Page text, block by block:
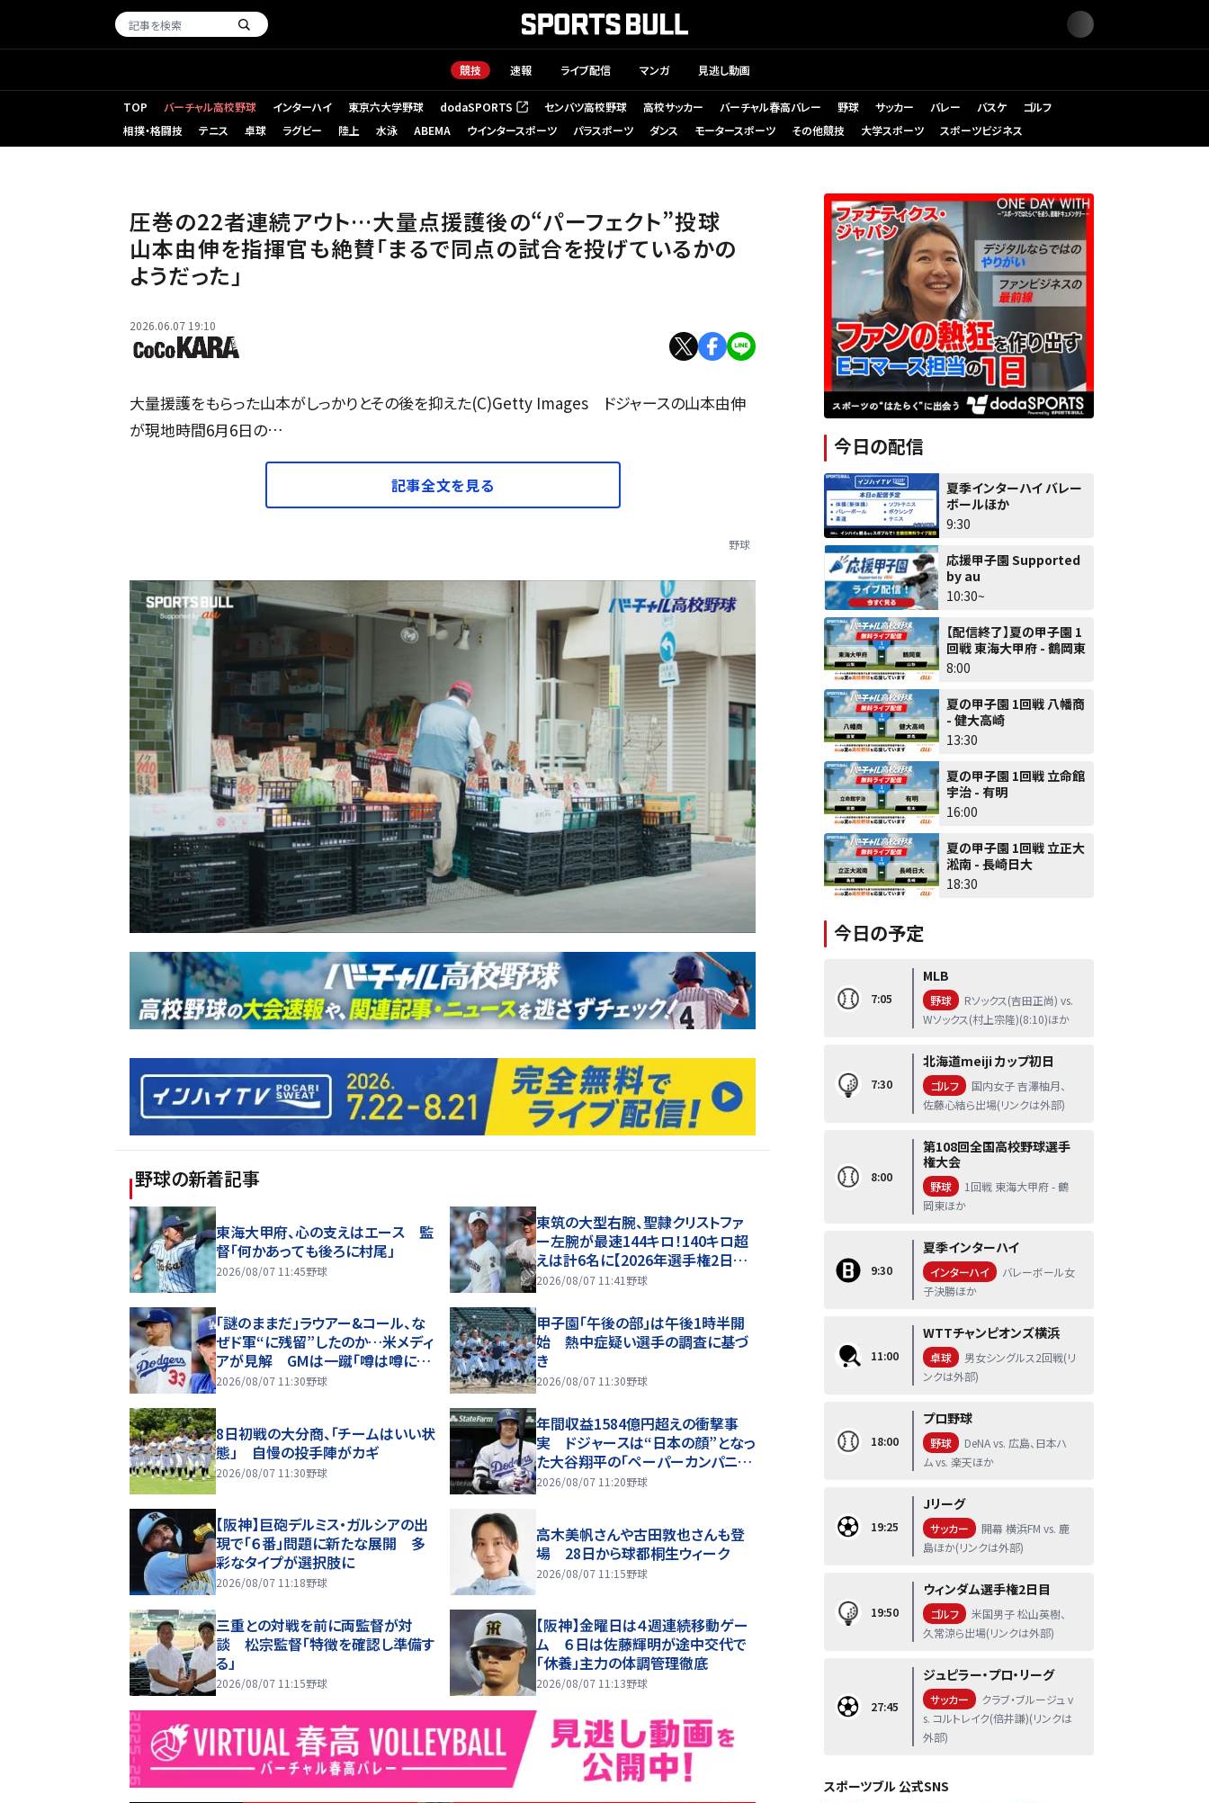
競技 速報 ライブ配信 マンガ 見逃し動画
TOP バーチャル高校野球 インターハイ 東京六大学野球 dodaSPORTS
（新しいタブで開く） センバツ高校野球 高校サッカー バーチャル春高バレー 野球 サッカー バレー バスケ
ゴルフ
相撲・格闘技
テニス 卓球 ラグビー 陸上 水泳 ABEMA ウインタースポーツ パラスポーツ ダンス モータースポーツ その他競技 大学スポーツ スポーツビジネス
圧巻の22者連続アウト…大量点援護後の“パーフェクト”投球
山本由伸を指揮官も絶賛「まるで同点の試合を投げているかの
ようだった」
2026.06.07 19:10
大量援護をもらった山本がしっかりとその後を抑えた(C)Getty Images ドジャースの山本由伸
が現地時間6月6日の…
記事全文を見る
野球
野球の新着記事
東海大甲府、心の支えはエース 監
督「何かあっても後ろに村尾」
2026/08/07 11:45野球
東筑の大型右腕、聖隷クリストファ
ー左腕が最速144キロ！140キロ超
えは計6名に【2026年選手権2日目・
球速一覧】
2026/08/07 11:41 野球
「謎のままだ」ラウアー&コール、な
ぜド軍“に残留”したのか…米メディ
アが見解 GMは一蹴「噂は噂に過
ぎない」
2026/08/07 11:30野球
甲子園「午後の部」は午後1時半開
始 熱中症疑い選手の調査に基づ
き
2026/08/07 11:30野球
8日初戦の大分商、「チームはいい状
態」 自慢の投手陣がカギ
2026/08/07 11:30野球
年間収益1584億円超えの衝撃事
実 ドジャースは“日本の顔”となっ
た大谷翔平の「ペーパーカンパニ
ー」 米記者が指摘した異次元の
2026/08/07 11:20野球
【阪神】巨砲デルミス・ガルシアの出
現で「６番」問題に新たな展開 多
彩なタイプが選択肢に
2026/08/07 11:18野球
高木美帆さんや古田敦也さんも登
場 28日から球都桐生ウィーク
2026/08/07 11:15野球
三重との対戦を前に両監督が対
談 松宗監督「特徴を確認し準備す
る」
2026/08/07 11:15野球
【阪神】金曜日は４週連続移動ゲー
ム ６日は佐藤輝明が途中交代で
「休養」主力の体調管理徹底
2026/08/07 11:13野球
今日の配信
夏季インターハイ バレー
ボールほか
9:30
応援甲子園 Supported
by au
10:30~
【配信終了】夏の甲子園 1
回戦 東海大甲府 - 鶴岡東
8:00
夏の甲子園 1回戦 八幡商
- 健大高崎
13:30
夏の甲子園 1回戦 立命館
宇治 - 有明
16:00
夏の甲子園 1回戦 立正大
淞南 - 長崎日大
18:30
今日の予定
7:05
MLB
野球
Rソックス(吉田正尚) vs.
Wソックス(村上宗隆)(8:10)ほか
7:30
北海道meiji カップ初日
ゴルフ
国内女子 吉澤柚月、
佐藤心結ら出場(リンクは外部)
8:00
第108回全国高校野球選手
権大会
野球
1回戦 東海大甲府 - 鶴
岡東ほか
9:30
夏季インターハイ
インターハイ
バレーボール女
子決勝ほか
11:00
WTTチャンピオンズ横浜
卓球
男女シングルス2回戦(リ
ンクは外部)
18:00
プロ野球
野球
DeNA vs. 広島、日本ハ
ム vs. 楽天ほか
19:25
Jリーグ
サッカー
開幕 横浜FM vs. 鹿
島ほか(リンクは外部)
19:50
ウィンダム選手権2日目
ゴルフ
米国男子 松山英樹、
久常涼ら出場(リンクは外部)
27:45
ジュピラー・プロ・リーグ
サッカー
クラブ・ブルージュ v
s. コルトレイク(倍井謙)(リンクは
外部)
スポーツブル 公式SNS